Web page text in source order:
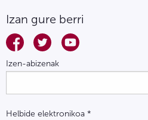
Izan gure berri
Izen-abizenak
Helbide elektronikoa *